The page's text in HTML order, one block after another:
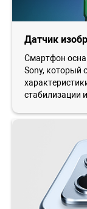
Датчик
Смартфон
Sony, который
стабилизации